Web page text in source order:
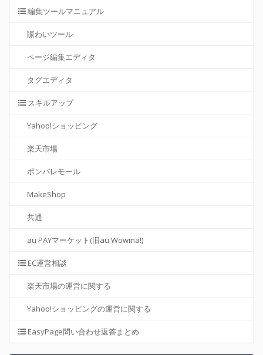
編集ツールマニュアル
賑わいツール
ページ編集エディタ
タグエディタ
スキルアップ
Yahoo!ショッピング
楽天市場
ポンパレモール
MakeShop
共通
au PAYマーケット(旧au Wowma!)
EC運営相談
楽天市場の運営に関する
Yahoo!ショッピングの運営に関する
EasyPage問い合わせ返答まとめ